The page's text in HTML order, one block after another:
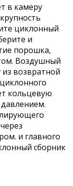
в камеру
циклонный
и
порошка,
Воздушный
возвратной
кольцевую
и главного
сборник